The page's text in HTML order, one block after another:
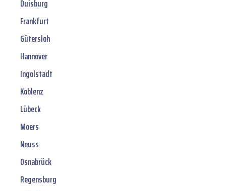
Duisburg
Frankfurt
Gütersloh
Hannover
Ingolstadt
Koblenz
Lübeck
Moers
Neuss
Osnabrück
Regensburg